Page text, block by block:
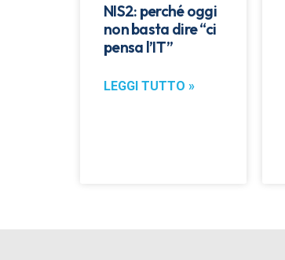
NIS2: perché oggi
non basta dire “ci
pensa l’IT”
LEGGI TUTTO »